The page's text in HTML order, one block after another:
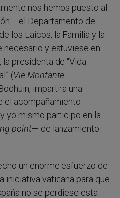
nos hemos puesto al
—el Departamento de
los Laicos, la Familia y la
necesario y estuviese en
presidenta de “Vida
(Vie Montante
impartirá una
el acompañamiento
yo mismo participo en la
point— de lanzamiento
un enorme esfuerzo de
iniciativa vaticana para que
no se perdiese esta